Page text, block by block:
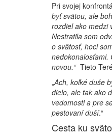
Pri svojej
byť svätou, ale
rozdiel ako medzi
Nestratila som
o svätosť, hoci
nedokonalosťami.
novou.“ Tieto
„Ach, koľké duše
dielo, ale tak ako
vedomosti a pre
pestovaní duší.“
Cesta ku